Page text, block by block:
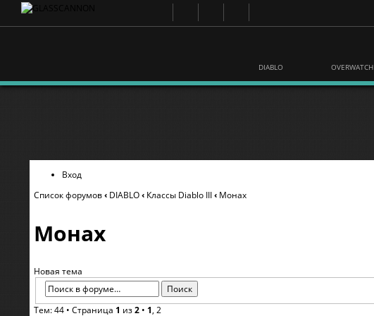
DIABLO OVERWATCH
Вход
Список форумов‹ DIABLO‹ Классы Diablo III‹ Монах
Монах
Новая тема
Тем: 44 • Страница 1 из2 • 1, 2